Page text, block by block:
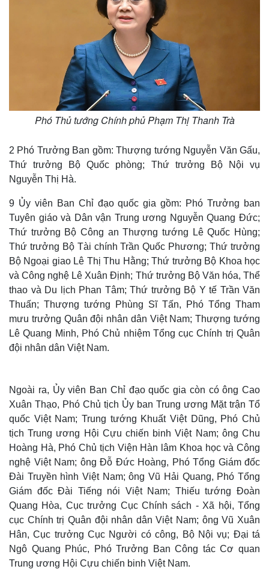
Phó Thủ tướng Chính phủ Phạm Thị Thanh Trà
2 Phó Trưởng Ban gồm: Thượng tướng Nguyễn Văn Gấu,
Thứ trưởng Bộ Quốc phòng; Thứ trưởng Bộ Nội vụ
Nguyễn Thị Hà.
9 Ủy viên Ban Chỉ đạo quốc gia gồm: Phó Trưởng ban
Tuyên giáo và Dân vận Trung ương Nguyễn Quang Đức;
Thứ trưởng Bộ Công an Thượng tướng Lê Quốc Hùng;
Thứ trưởng Bộ Tài chính Trần Quốc Phương; Thứ trưởng
Bộ Ngoại giao Lê Thị Thu Hằng; Thứ trưởng Bộ Khoa học
và Công nghệ Lê Xuân Định; Thứ trưởng Bộ Văn hóa, Thể
thao và Du lịch Phan Tâm; Thứ trưởng Bộ Y tế Trần Văn
Thuấn; Thượng tướng Phùng Sĩ Tấn, Phó Tổng Tham
mưu trưởng Quân đội nhân dân Việt Nam; Thượng tướng
Lê Quang Minh, Phó Chủ nhiệm Tổng cục Chính trị Quân
đội nhân dân Việt Nam.
Ngoài ra, Ủy viên Ban Chỉ đạo quốc gia còn có ông Cao
Xuân Thạo, Phó Chủ tịch Ủy ban Trung ương Mặt trận Tổ
quốc Việt Nam; Trung tướng Khuất Việt Dũng, Phó Chủ
tịch Trung ương Hội Cựu chiến binh Việt Nam; ông Chu
Hoàng Hà, Phó Chủ tịch Viện Hàn lâm Khoa học và Công
nghệ Việt Nam; ông Đỗ Đức Hoàng, Phó Tổng Giám đốc
Đài Truyền hình Việt Nam; ông Vũ Hải Quang, Phó Tổng
Giám đốc Đài Tiếng nói Việt Nam; Thiếu tướng Đoàn
Quang Hòa, Cục trưởng Cục Chính sách - Xã hội, Tổng
cục Chính trị Quân đội nhân dân Việt Nam; ông Vũ Xuân
Hân, Cục trưởng Cục Người có công, Bộ Nội vụ; Đại tá
Ngô Quang Phúc, Phó Trưởng Ban Công tác Cơ quan
Trung ương Hội Cựu chiến binh Việt Nam.